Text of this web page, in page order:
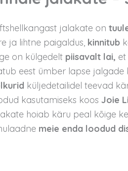
jalakate on
ja lihtne paigaldus, kinnitub
on külgedelt piisavalt lai,
eest ümber lapse jalgade
küljedetailidel teevad
kasutamiseks koos Joie
hoiab käru peal kõige
meie enda loodud